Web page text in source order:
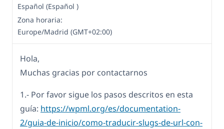
Español (Español )
Zona horaria:
Europe/Madrid (GMT+02:00)
Hola,
Muchas gracias por contactarnos
1.- Por favor sigue los pasos descritos en esta
guía: https://wpml.org/es/documentation-
2/guia-de-inicio/como-traducir-slugs-de-url-con-